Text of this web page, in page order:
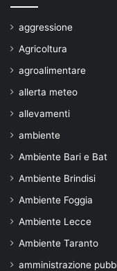
aggressione
Agricoltura
agroalimentare
allerta meteo
allevamenti
ambiente
Ambiente Bari e Bat
Ambiente Brindisi
Ambiente Foggia
Ambiente Lecce
Ambiente Taranto
amministrazione